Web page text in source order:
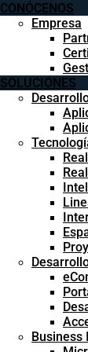
CONÓCENOS
Empresa
SOLUCIONES
Business